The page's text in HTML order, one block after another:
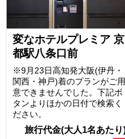
変なホテルプレミア 京
都駅八条口前
※9月23日高知発大阪(伊丹・
関西・神戸)着のプランがご用
意できませんでした。下記ボ
タンよりほかの日付で検索く
ださい。